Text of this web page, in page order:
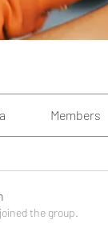
Members
joined the group.